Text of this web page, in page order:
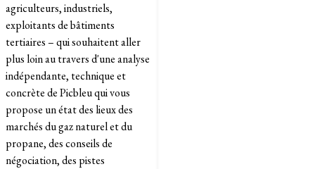
agriculteurs, industriels,
exploitants de bâtiments
tertiaires – qui souhaitent aller
plus loin au travers d'une analyse
indépendante, technique et
concrète de Picbleu qui vous
propose un état des lieux des
marchés du gaz naturel et du
propane, des conseils de
négociation, des pistes